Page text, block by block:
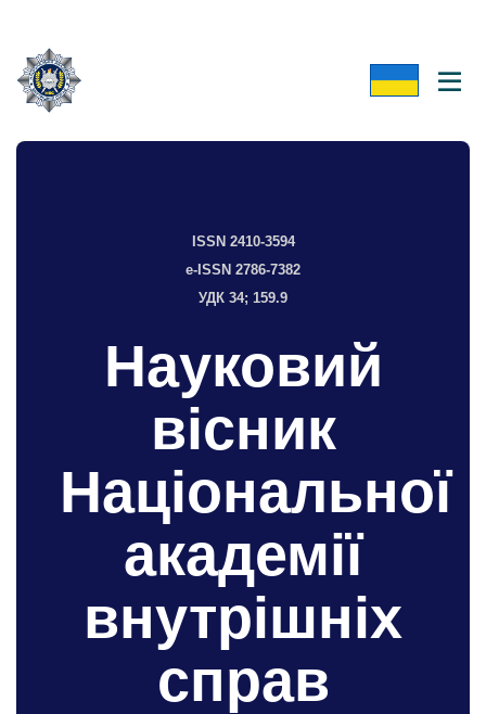
ISSN 2410-3594
e-ISSN 2786-7382
УДК 34; 159.9
Науковий
вісник
Національної
академії
внутрішніх
справ